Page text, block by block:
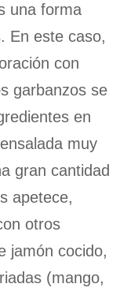
una forma
En este caso,
con
garbanzos se
en
muy
gran cantidad
apetece,
otros
jamón cocido,
(mango,